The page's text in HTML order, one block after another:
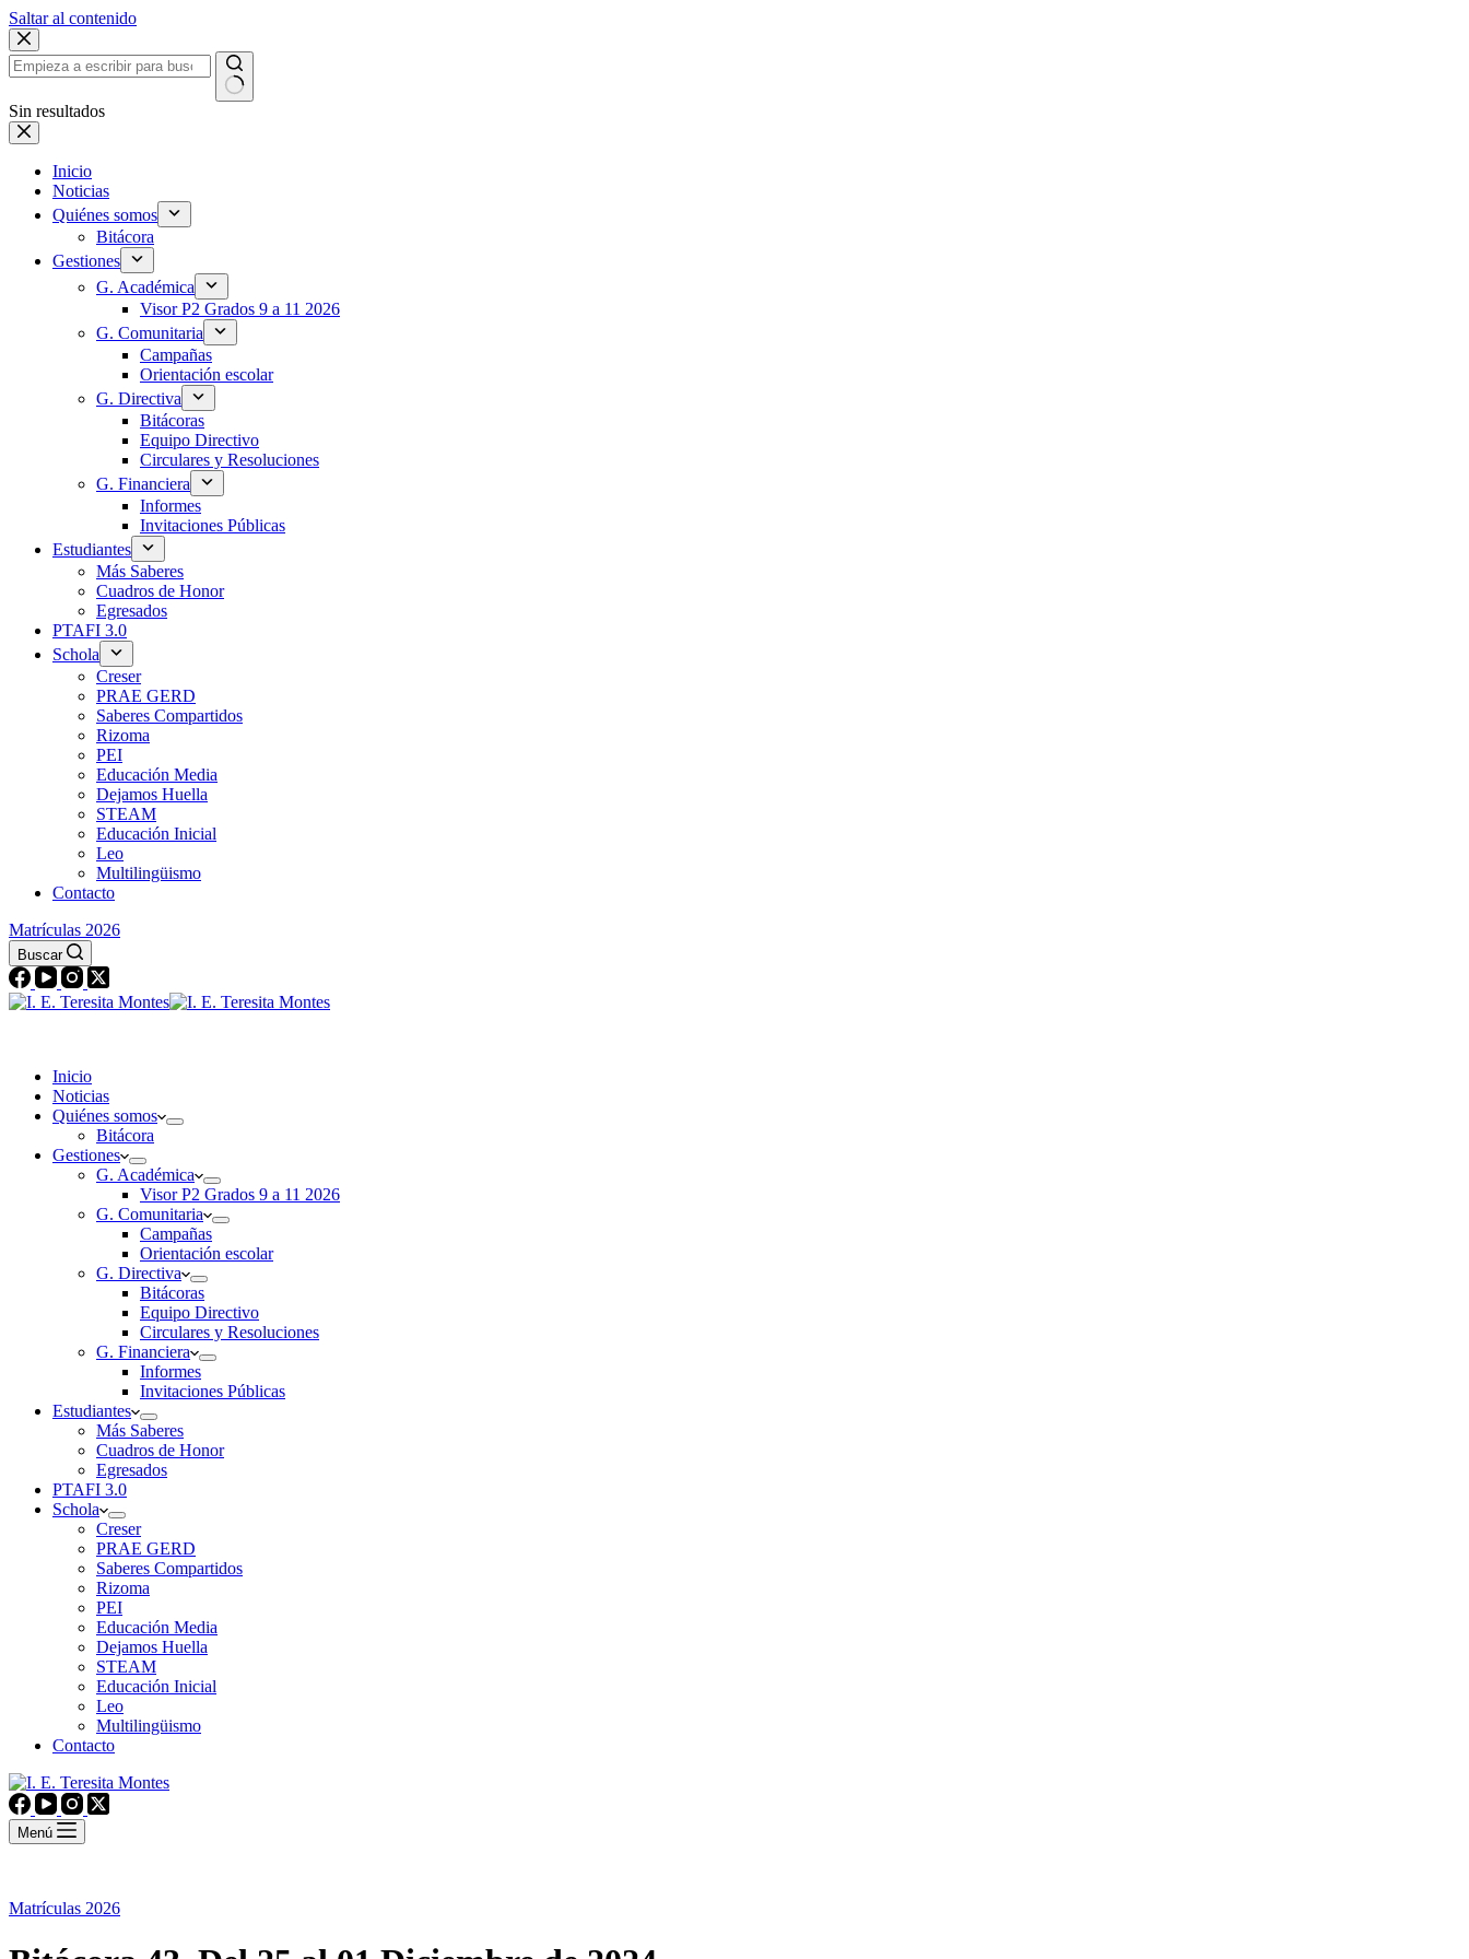
Saltar al contenido
Sin resultados
Inicio
Noticias
Quiénes somos
Bitácora
Gestiones
G. Académica
Visor P2 Grados 9 a 11 2026
G. Comunitaria
Campañas
Orientación escolar
G. Directiva
Bitácoras
Equipo Directivo
Circulares y Resoluciones
G. Financiera
Informes
Invitaciones Públicas
Estudiantes
Más Saberes
Cuadros de Honor
Egresados
PTAFI 3.0
Schola
Creser
PRAE GERD
Saberes Compartidos
Rizoma
PEI
Educación Media
Dejamos Huella
STEAM
Educación Inicial
Leo
Multilingüismo
Contacto
Matrículas 2026
Buscar
Inicio
Noticias
Quiénes somos
Bitácora
Gestiones
G. Académica
Visor P2 Grados 9 a 11 2026
G. Comunitaria
Campañas
Orientación escolar
G. Directiva
Bitácoras
Equipo Directivo
Circulares y Resoluciones
G. Financiera
Informes
Invitaciones Públicas
Estudiantes
Más Saberes
Cuadros de Honor
Egresados
PTAFI 3.0
Schola
Creser
PRAE GERD
Saberes Compartidos
Rizoma
PEI
Educación Media
Dejamos Huella
STEAM
Educación Inicial
Leo
Multilingüismo
Contacto
Menú
Matrículas 2026